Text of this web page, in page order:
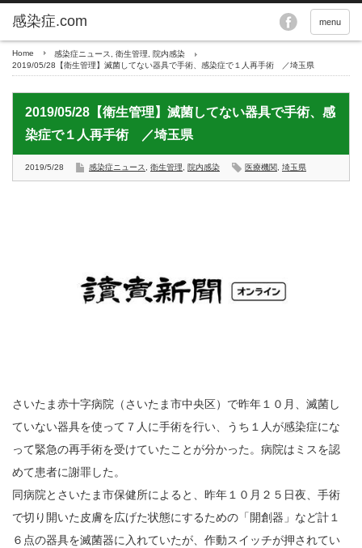
menu
Home 感染症ニュース 衛生管理
院内感染
2019/05/28【衛生管理】滅菌してない器具で手術、感染症で１人再手術 ／埼玉県
2019/05/28【衛生管理】滅菌してない器具で手術、感
染症で１人再手術 ／埼玉県
2019/5/28 感染症ニュース 衛生管理 院内感染 医療機関 埼玉県
さいたま赤十字病院（さいたま市中央区）で昨年１０月、滅菌し
ていない器具を使って７人に手術を行い、うち１人が感染症にな
って緊急の再手術を受けていたことが分かった。病院はミスを認
めて患者に謝罪した。
同病院とさいたま市保健所によると、昨年１０月２５日夜、手術
で切り開いた皮膚を広げた状態にするための「開創器」など計１
６点の器具を滅菌器に入れていたが、作動スイッチが押されてい